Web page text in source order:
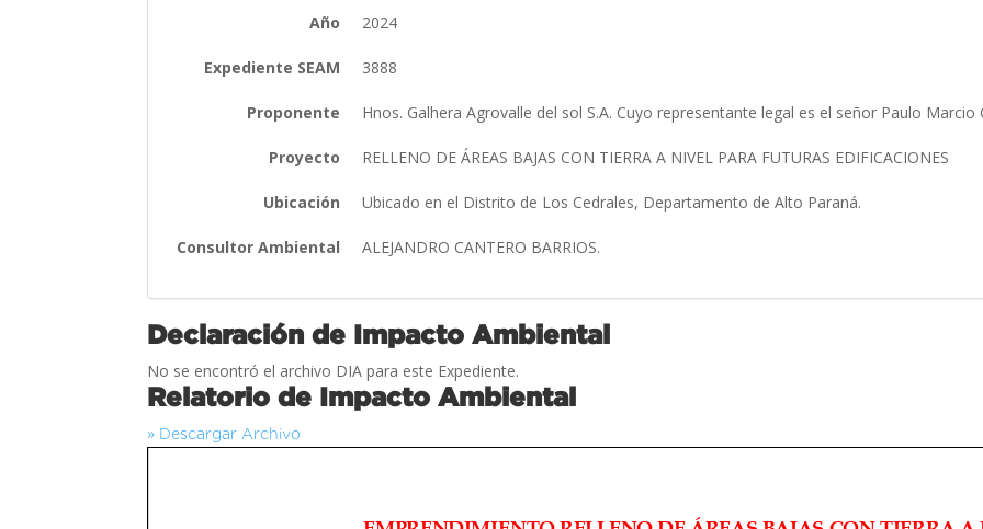
Año 2024
Expediente SEAM 3888
Proponente Hnos. Galhera Agrovalle del sol S.A. Cuyo representante legal es el señor Paulo Marcio
Proyecto RELLENO DE ÁREAS BAJAS CON TIERRA A NIVEL PARA FUTURAS EDIFICACIONES
Ubicación Ubicado en el Distrito de Los Cedrales, Departamento de Alto Paraná.
Consultor Ambiental ALEJANDRO CANTERO BARRIOS.
Declaración de Impacto Ambiental
No se encontró el archivo DIA para este Expediente.
Relatorio de Impacto Ambiental
» Descargar Archivo